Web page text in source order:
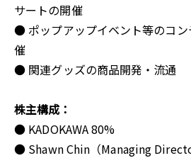
サートの開催
● ポップアップイベント等のコ
催
● 関連グッズの商品開発・流通
株主構成：
● KADOKAWA 80%
● Shawn Chin（Managing